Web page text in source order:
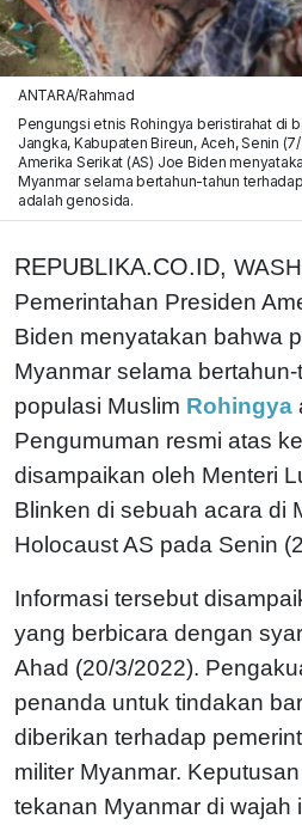
ANTARA/Rahmad
Pengungsi etnis Rohingya beristirahat di
Jangka, Kabupaten Bireun, Aceh, Senin
Amerika Serikat (AS) Joe Biden
Myanmar selama bertahun-tahun
adalah genosida.
REPUBLIKA.CO.ID,
Pemerintahan Presiden
Biden menyatakan bahwa
Myanmar selama
populasi Muslim Rohingya
Pengumuman resmi atas
disampaikan oleh Menteri
Blinken di sebuah acara di
Holocaust AS pada Senin
Informasi tersebut
yang berbicara dengan
Ahad (20/3/2022).
penanda untuk tindakan
diberikan terhadap
militer Myanmar.
tekanan Myanmar di wajah